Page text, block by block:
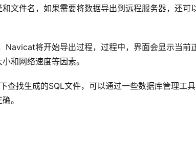
文件名，如果需要将数据导出到远程服务器，还可
Navicat将开始导出过程，过程中，界面会显示当前
和网络速度等因素。
查找生成的SQL文件，可以通过一些数据库管理工
。